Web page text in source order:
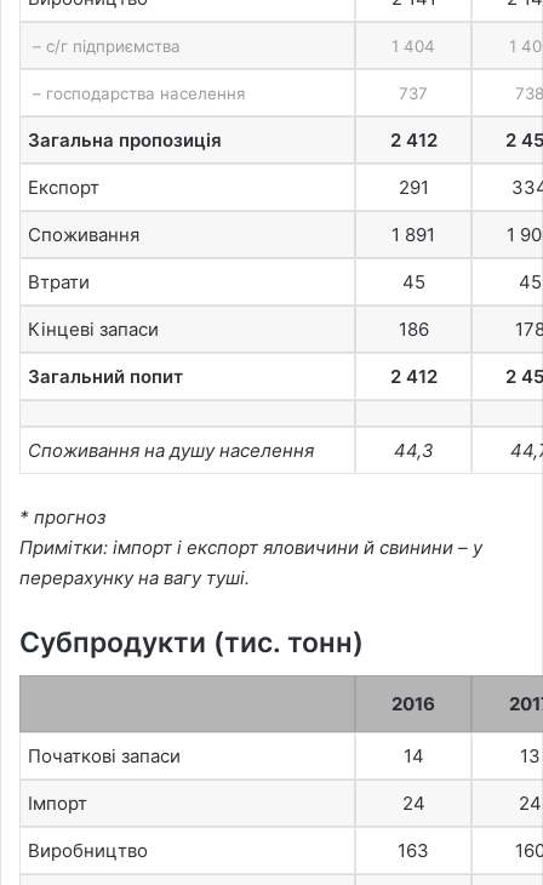
– с/г підприємства 1 404 1
– господарства населення 737 738
Загальна пропозиція 2 412 2
Експорт 291
Споживання 1 891 1
Втрати 45 45
Кінцеві запаси 186
Загальний попит 2 412 2
Споживання на душу населення 44,3
* прогноз
Примітки: імпорт і експорт яловичини й свинини – у
перерахунку на вагу туші.
Субпродукти (тис. тонн)
2016
Початкові запаси 14 13
Імпорт 24 24
Виробництво 163